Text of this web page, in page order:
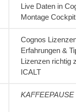
Live Daten in
Montage Cockpit
Cognos
Erfahrungen &
Lizenzen richtig
ICALT
KAFFEEPAUSE